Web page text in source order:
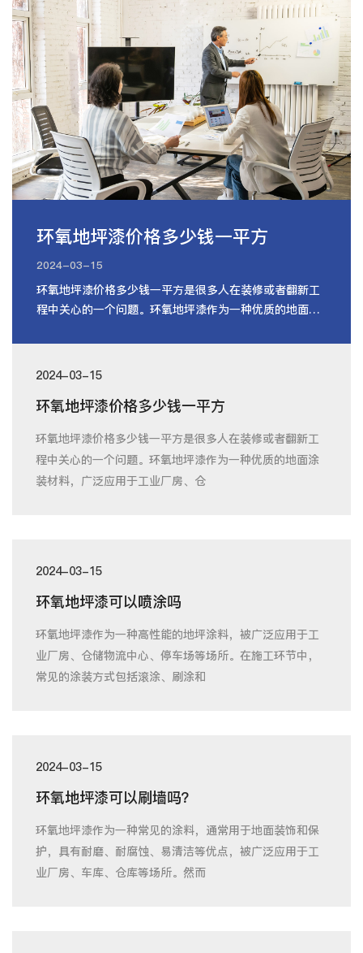
环氧地坪漆价格多少钱一平方
2024-03-15
环氧地坪漆价格多少钱一平方是很多人在装修或者翻新工
程中关心的一个问题。环氧地坪漆作为一种优质的地面涂
2024-03-15
环氧地坪漆价格多少钱一平方
环氧地坪漆价格多少钱一平方是很多人在装修或者翻新工
程中关心的一个问题。环氧地坪漆作为一种优质的地面涂
装材料，广泛应用于工业厂房、仓
2024-03-15
环氧地坪漆可以喷涂吗
环氧地坪漆作为一种高性能的地坪涂料，被广泛应用于工
业厂房、仓储物流中心、停车场等场所。在施工环节中，
常见的涂装方式包括滚涂、刷涂和
2024-03-15
环氧地坪漆可以刷墙吗？
环氧地坪漆作为一种常见的涂料，通常用于地面装饰和保
护，具有耐磨、耐腐蚀、易清洁等优点，被广泛应用于工
业厂房、车库、仓库等场所。然而